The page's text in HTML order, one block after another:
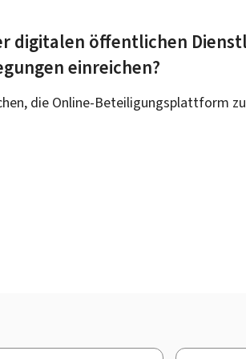
digitalen öffentlichen
einreichen?
die Online-Beteiligungsplattform